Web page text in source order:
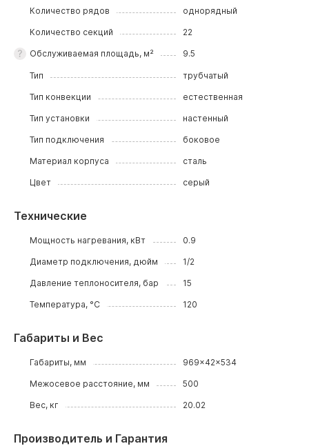
Количество рядов однорядный
Количество секций 22
Обслуживаемая площадь, м² 9.5
Тип трубчатый
Тип конвекции естественная
Тип установки настенный
Тип подключения боковое
Материал корпуса сталь
Цвет серый
Технические
Мощность нагревания, кВт 0.9
Диаметр подключения, дюйм 1/2
Давление теплоносителя, бар 15
Температура, °C 120
Габариты и Вес
Габариты, мм 969x42x534
Межосевое расстояние, мм 500
Вес, кг 20.02
Производитель и Гарантия